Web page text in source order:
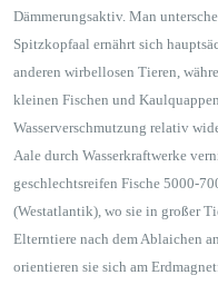
Dämmerungsaktiv. Man
Spitzkopfaal ernährt sich
anderen wirbellosen Tieren,
kleinen Fischen und
Wasserverschmutzung relativ
Aale durch Wasserkraftwerke
geschlechtsreifen Fische 5000-
(Westatlantik), wo sie in großer
Elterntiere nach dem Ablaichen
orientieren sie sich am